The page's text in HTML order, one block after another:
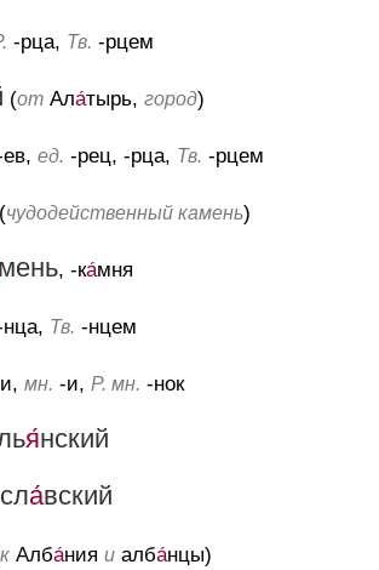
-рца, Тв. -рцем
(от Ала́тырь, город)
ед. -рец, -рца, Тв. -рцем
чудодейственный камень)
, -ка́мня
Тв. -нцем
мн. -и, Р. мн. -нок
я́нский
а́вский
к Алба́ния и алба́нцы)